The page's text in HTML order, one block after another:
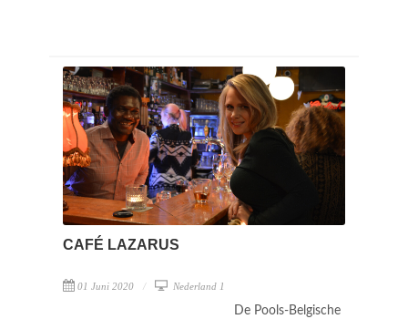
CAFÉ LAZARUS
01 Juni 2020 Nederland 1
De Pools-Belgische